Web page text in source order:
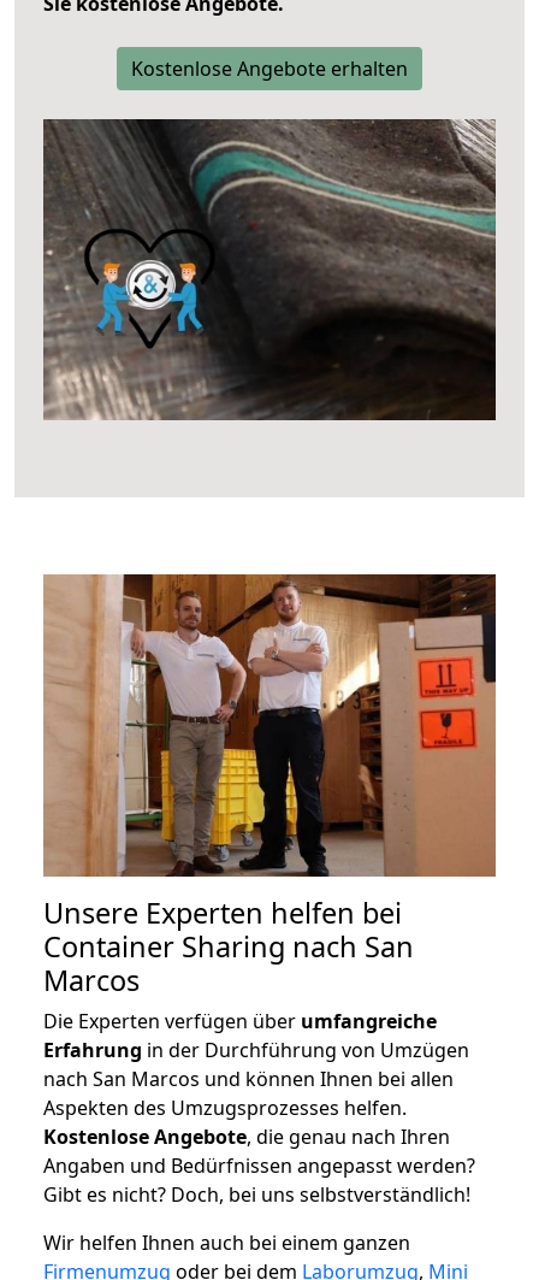
Kostenlose Angebote erhalten
Unsere Experten helfen bei
Container Sharing nach San
Marcos
Die Experten verfügen über umfangreiche
Erfahrung in der Durchführung von Umzügen
nach San Marcos und können Ihnen bei allen
Aspekten des Umzugsprozesses helfen.
Kostenlose Angebote, die genau nach Ihren
Angaben und Bedürfnissen angepasst werden?
Gibt es nicht? Doch, bei uns selbstverständlich!
Wir helfen Ihnen auch bei einem ganzen
Firmenumzug oder bei dem Laborumzug, Mini